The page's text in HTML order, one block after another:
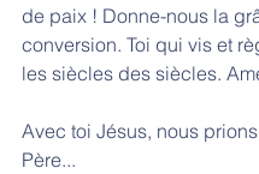
de paix ! Donne-nous la
conversion. Toi qui vis et
les siècles des siècles.
Avec toi Jésus, nous
Père...